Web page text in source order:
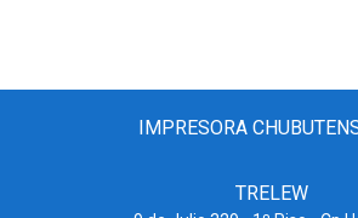
IMPRESORA
TRELEW